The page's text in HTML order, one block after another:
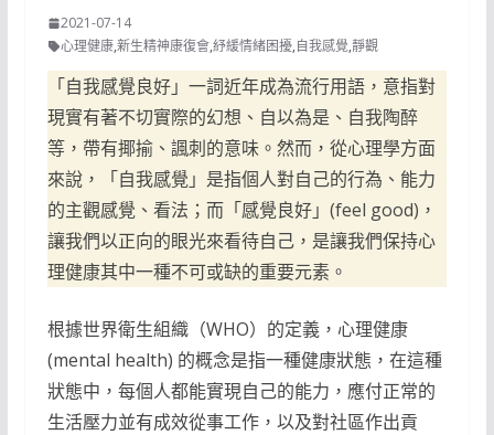
2021-07-14
心理健康,新生精神康復會,紓緩情緒困擾,自我感覺,靜觀
「自我感覺良好」一詞近年成為流行用語，意指對
現實有著不切實際的幻想、自以為是、自我陶醉
等，帶有揶揄、諷刺的意味。然而，從心理學方面
來說，「自我感覺」是指個人對自己的行為、能力
的主觀感覺、看法；而「感覺良好」(feel good)，
讓我們以正向的眼光來看待自己，是讓我們保持心
理健康其中一種不可或缺的重要元素。
根據世界衛生組織（WHO）的定義，心理健康
(mental health) 的概念是指一種健康狀態，在這種
狀態中，每個人都能實現自己的能力，應付正常的
生活壓力並有成效從事工作，以及對社區作出貢